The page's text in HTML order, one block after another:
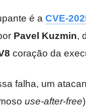
é a CVE-
Pavel Kuzmin,
coração da
falha, um
use-after-free